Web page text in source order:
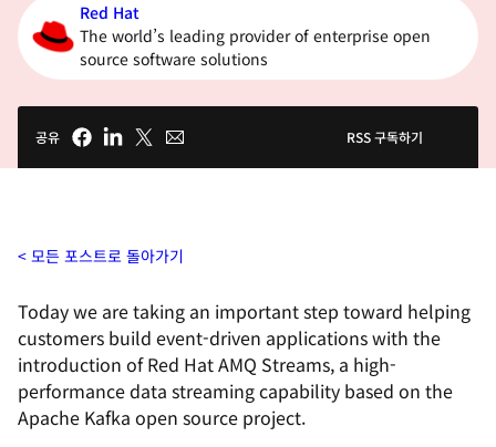
Red Hat
The world’s leading provider of enterprise open
source software solutions
공유 RSS 구독하기
모든 포스트로 돌아가기
Today we are taking an important step toward helping
customers build event-driven applications with the
introduction of Red Hat AMQ Streams, a high-
performance data streaming capability based on the
Apache Kafka open source project.